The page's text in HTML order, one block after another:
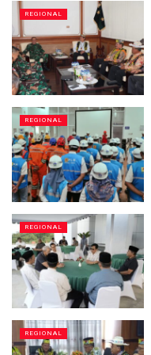
REGIONAL
REGIONAL
REGIONAL
REGIONAL